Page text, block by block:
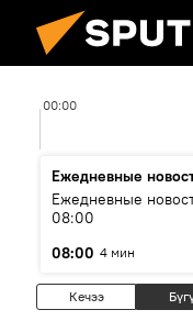
00:00
Ежедневные
Ежедневные
08:00
08:00 4 мин
Кечээ